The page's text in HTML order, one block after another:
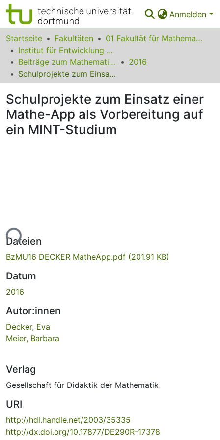
Anmelden
Bereiche & Sammlungen
Das gesamte Repositorium
Statistiken
FAQ
Leitlinien
Zurück zur Startseite
Startseite Fakultäten
01 Fakultät für Mathematik
Institut für Entwicklung und Erforschung des Mathematikunterrichts
Beiträge zum Mathematikunterricht
2016
Schulprojekte zum Einsatz einer Mathe-App als Vorbereitung auf ein MINT-Studium
Schulprojekte zum Einsatz einer
Mathe-App als Vorbereitung auf
ein MINT-Studium
Dateien
BzMU16 DECKER MatheApp.pdf (201.91 KB)
Datum
2016
Autor:innen
Decker, Eva
Meier, Barbara
Verlag
Gesellschaft für Didaktik der Mathematik
URI
http://hdl.handle.net/2003/35335
http://dx.doi.org/10.17877/DE290R-17378